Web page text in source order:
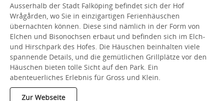
Ausserhalb der Stadt Falköping befindet sich der Hof
Wrågården, wo Sie in einzigartigen Ferienhäuschen
übernachten können. Diese sind nämlich in der Form von
Elchen und Bisonochsen erbaut und befinden sich im Elch-
und Hirschpark des Hofes. Die Häuschen beinhalten viele
spannende Details, und die gemütlichen Grillplätze vor den
Häuschen bieten tolle Sicht auf den Park. Ein
abenteuerliches Erlebnis für Gross und Klein.
Zur Webseite